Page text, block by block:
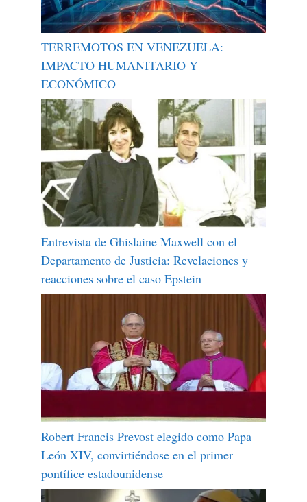
TERREMOTOS EN VENEZUELA:
IMPACTO HUMANITARIO Y
ECONÓMICO
Entrevista de Ghislaine Maxwell con el
Departamento de Justicia: Revelaciones y
reacciones sobre el caso Epstein
Robert Francis Prevost elegido como Papa
León XIV, convirtiéndose en el primer
pontífice estadounidense